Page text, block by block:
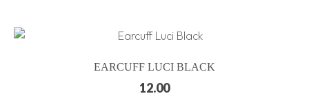
EARCUFF LUCI BLACK
12.00